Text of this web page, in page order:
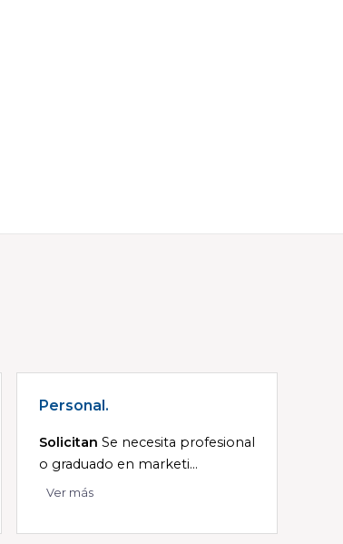
Personal.
Solicitan Se necesita profesional
o graduado en marketi...
Ver más